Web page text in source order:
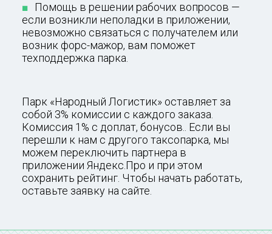
Помощь в решении рабочих вопросов —
если возникли неполадки в приложении,
невозможно связаться с получателем или
возник форс-мажор, вам поможет
техподдержка парка.
Парк «Народный Логистик» оставляет за
собой 3% комиссии с каждого заказа.
Комиссия 1% с доплат, бонусов.. Если вы
перешли к нам с другого таксопарка, мы
можем переключить партнера в
приложении Яндекс.Про и при этом
сохранить рейтинг. Чтобы начать работать,
оставьте заявку на сайте.